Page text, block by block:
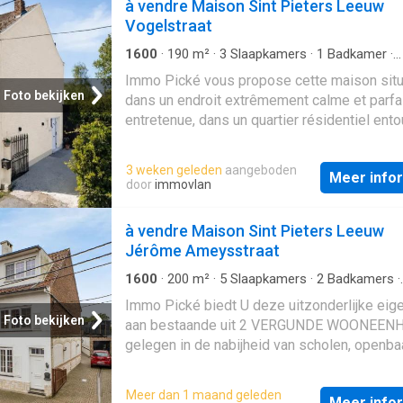
Foto bekijken
à vendre Maison Sint Pieters Leeuw
Vogelstraat
1600 · 190 m² · 3 Slaapkamers · 1 Badkamer ·
IUitgeruste keuken
Immo Pické vous propose cette maison
dans un endroit extrêmement calme et
entretenue, dans un quartier résidentiel
maison, prête à emménager, par un hall
spacieux (avec toilettes invités) qui donne
salon spacieux et lumineux, avec une salle à
trouve une cuisine entièrement équipée avec
coin petit-déjeuner qui s'ouvre directement
très grande terrasse et le magnifique jardin.
garage spacieux et neuf avec buanderie est
disponible. Devant le garage, il y a deux
parking supplémentaires.Au premier étage se
trouvent 3 chambres spacieuses (15 m², 14
équipée.Présence d'un grenier
3 weken geleden aangeboden
doorimmovlan Meer
Foto bekijken
à vendre Maison Sint Pieters Leeuw
Jérôme Ameysstraat
1600 · 200 m² · 5 Slaapkamers · 2 Badkamers ·
Immo Pické biedt U deze uitzonderlijke
aan bestaande uit 2 VERGUNDE
gelegen in de nabijheid van scholen,
Deze eigendom bestaat uit 2 afzonderlijk
Meer dan 1 maand geleden